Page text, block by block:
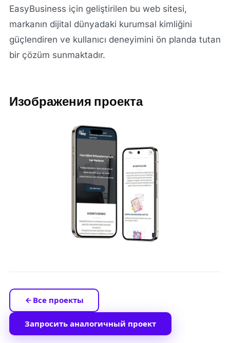
EasyBusiness için geliştirilen bu web sitesi,
markanın dijital dünyadaki kurumsal kimliğini
güçlendiren ve kullanıcı deneyimini ön planda tutan
bir çözüm sunmaktadır.
Изображения проекта
Все проекты
Запросить аналогичный проект